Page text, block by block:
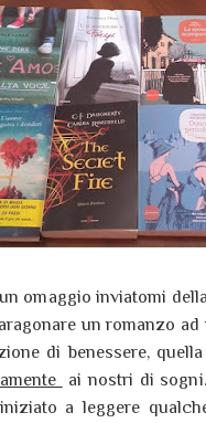
omaggio inviatomi
un romanzo
di benessere,
ai nostri di
a leggere